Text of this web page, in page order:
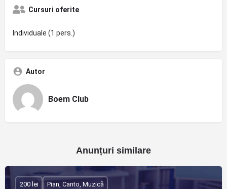
Cursuri oferite
Individuale (1 pers.)
Autor
Boem Club
Anunțuri similare
200 lei Pian, Canto, Muzică